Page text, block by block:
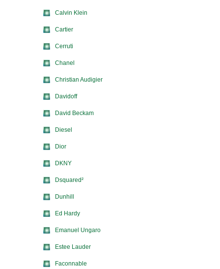
Calvin Klein
Cartier
Cerruti
Chanel
Christian Audigier
Davidoff
David Beckam
Diesel
Dior
DKNY
Dsquared²
Dunhill
Ed Hardy
Emanuel Ungaro
Estee Lauder
Faconnable